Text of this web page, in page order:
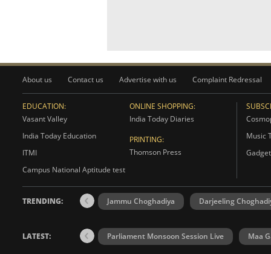
About us Contact us Advertise with us Complaint Redressal
EDUCATION:
Vasant Valley
India Today Education
ITMI
Campus National Aptitude test
ONLINE SHOPPING:
India Today Diaries
PRINTING:
Thomson Press
Music
TRENDING: Jammu Choghadiya Darjeeling
LATEST: Parliament Monsoon Session Live Maa